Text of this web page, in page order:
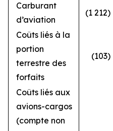
Carburant
d’aviation
(1 212)
Coûts liés à la
portion
terrestre des
forfaits
(103)
Coûts liés aux
avions-cargos
(compte non